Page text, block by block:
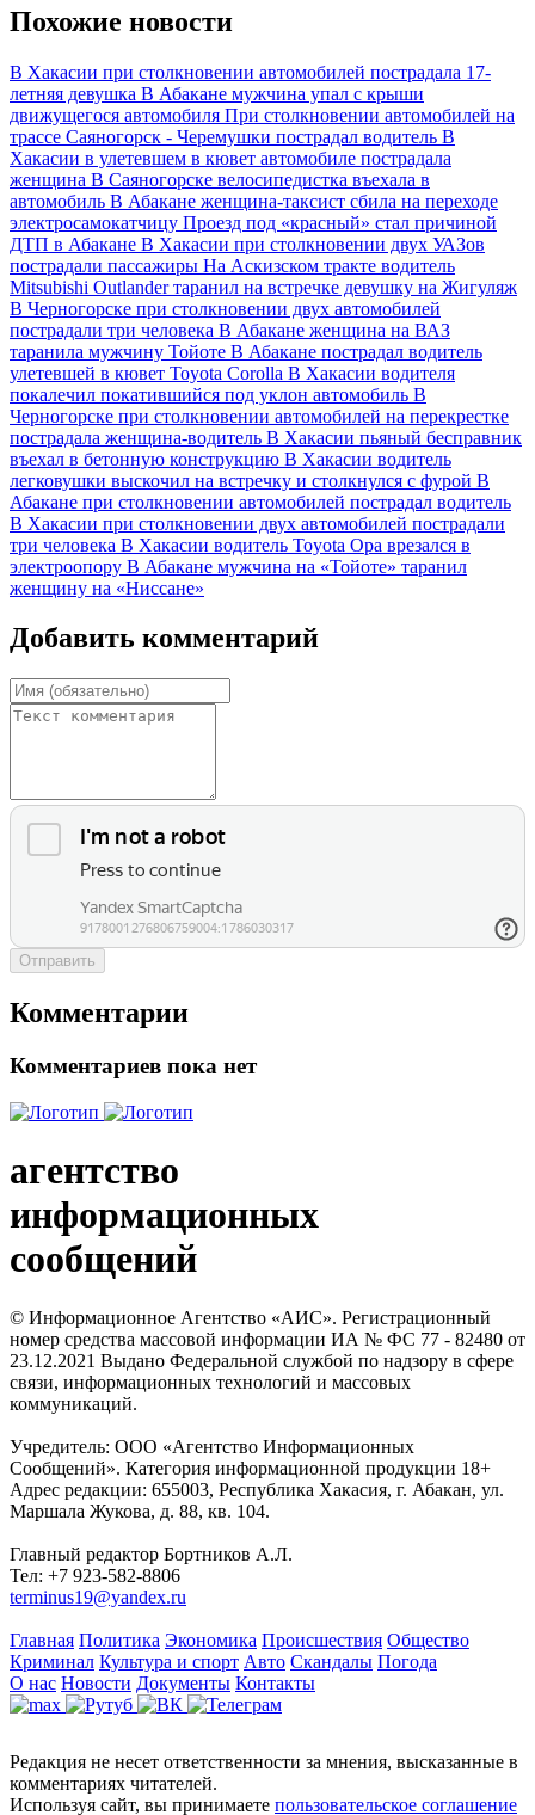
Похожие новости
В Хакасии при столкновении автомобилей пострадала 17-
летняя девушка В Абакане мужчина упал с крыши
движущегося автомобиля При столкновении автомобилей на
трассе Саяногорск - Черемушки пострадал водитель В
Хакасии в улетевшем в кювет автомобиле пострадала
женщина В Саяногорске велосипедистка въехала в
автомобиль В Абакане женщина-таксист сбила на переходе
электросамокатчицу Проезд под «красный» стал причиной
ДТП в Абакане В Хакасии при столкновении двух УАЗов
пострадали пассажиры На Аскизском тракте водитель
Mitsubishi Outlander таранил на встречке девушку на Жигуляж
В Черногорске при столкновении двух автомобилей
пострадали три человека В Абакане женщина на ВАЗ
таранила мужчину Тойоте В Абакане пострадал водитель
улетевшей в кювет Toyota Corolla В Хакасии водителя
покалечил покатившийся под уклон автомобиль В
Черногорске при столкновении автомобилей на перекрестке
пострадала женщина-водитель В Хакасии пьяный бесправник
въехал в бетонную конструкцию В Хакасии водитель
легковушки выскочил на встречку и столкнулся с фурой В
Абакане при столкновении автомобилей пострадал водитель
В Хакасии при столкновении двух автомобилей пострадали
три человека В Хакасии водитель Toyota Opa врезался в
электроопору В Абакане мужчина на «Тойоте» таранил
женщину на «Ниссане»
Добавить комментарий
Отправить
Комментарии
Комментариев пока нет
агентство
информационных
сообщений
© Информационное Агентство «АИС». Регистрационный
номер средства массовой информации ИА № ФС 77 - 82480 от
23.12.2021 Выдано Федеральной службой по надзору в сфере
связи, информационных технологий и массовых
коммуникаций.
Учредитель: ООО «Агентство Информационных
Сообщений». Категория информационной продукции 18+
Адрес редакции: 655003, Республика Хакасия, г. Абакан, ул.
Маршала Жукова, д. 88, кв. 104.
Главный редактор Бортников А.Л.
Тел: +7 923-582-8806
terminus19@yandex.ru
Главная Политика Экономика Происшествия Общество
Криминал Культура и спорт Авто Скандалы Погода
О нас Новости Документы Контакты
Редакция не несет ответственности за мнения, высказанные в
комментариях читателей.
Используя сайт, вы принимаете пользовательское соглашение